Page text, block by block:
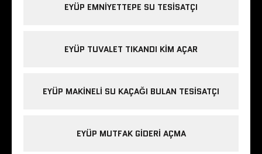
EYÜP EMNIYETTEPE SU TESISATÇI
EYÜP TUVALET TIKANDI KIM AÇAR
EYÜP MAKINELI SU KAÇAĞI BULAN TESISATÇI
EYÜP MUTFAK GIDERI AÇMA